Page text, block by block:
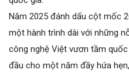
Năm 2025 đánh dấu cột mốc
một hành trình dài với những
công nghệ Việt vươn tầm
đầu cho một năm đầy hứa